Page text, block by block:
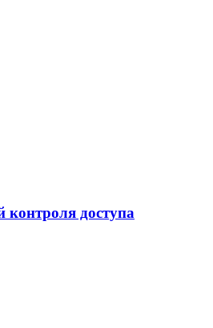
контроля доступа